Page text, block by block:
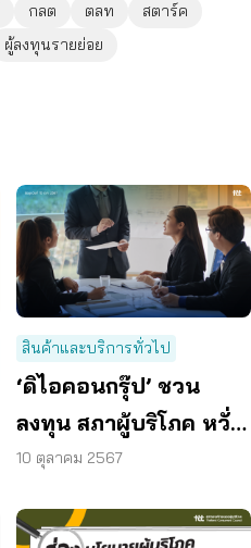
กลต ตลท
สตาร์ค
ผู้ลงทุนรายย่อย
สินค้าและบริการทั่วไป
‘ดิไอคอนกรุ๊ป’ ชวน
ลงทุน สภาผู้บริโภค หวั่น
เข้าข่ายแชร์ลูกโซ เสนอ
10 ตุลาคม 2567